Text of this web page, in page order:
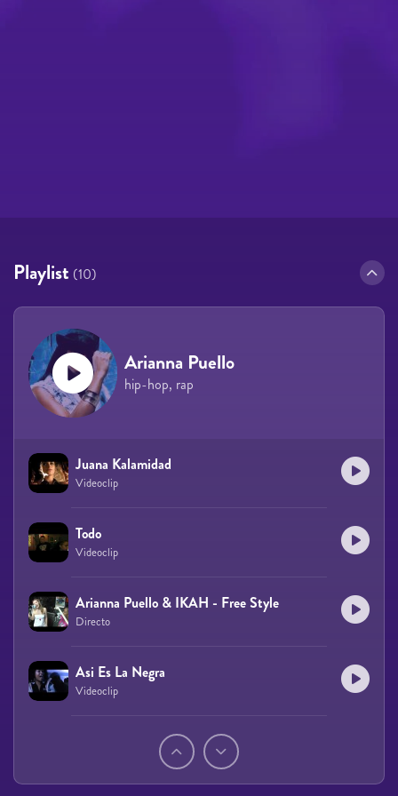
Playlist (10)
Arianna Puello
hip-hop, rap
Juana Kalamidad
Videoclip
Todo
Videoclip
Arianna Puello & IKAH - Free Style
Directo
Asi Es La Negra
Videoclip